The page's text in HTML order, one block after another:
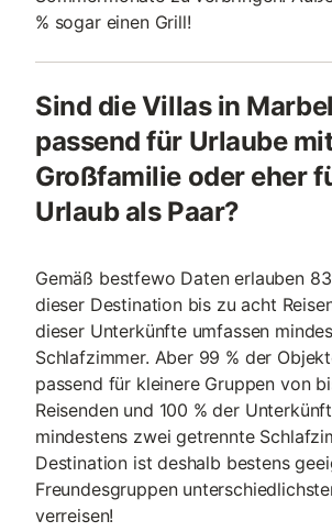
% sogar einen Grill!
Sind die Villas in
passend für Urlaube
Großfamilie oder eher
Urlaub als Paar?
Gemäß bestfewo Daten erlauben
dieser Destination bis zu acht
dieser Unterkünfte umfassen
Schlafzimmer. Aber 99 % der
passend für kleinere Gruppen von
Reisenden und 100 % der
mindestens zwei getrennte
Destination ist deshalb bestens
Freundesgruppen
verreisen!